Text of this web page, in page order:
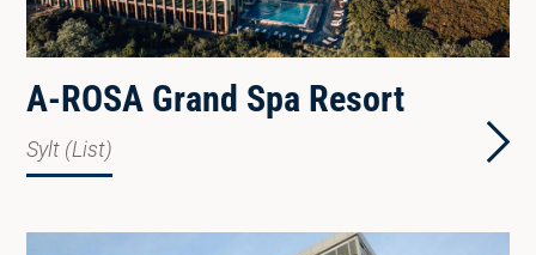
A-ROSA Grand Spa Resort
Sylt (List)